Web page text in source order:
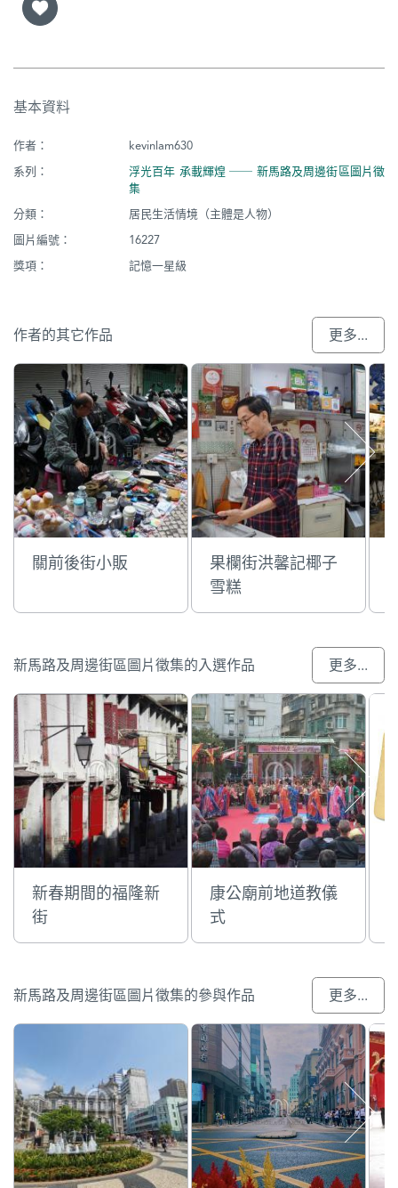
街
基本資料
作者：
kevinlam630
系列：
浮光百年 承載輝煌 ── 新馬路及周邊街區圖片徵
集
分類：
居民生活情境（主體是人物）
圖片編號：
16227
獎項：
記憶一星級
作者的其它作品 更多...
關前後街小販
果欄街洪馨記椰子
雪糕
新馬路及周邊街區圖片徵集的入選作品 更多...
新春期間的福隆新
街
康公廟前地道教儀
式
新馬路及周邊街區圖片徵集的參與作品 更多...